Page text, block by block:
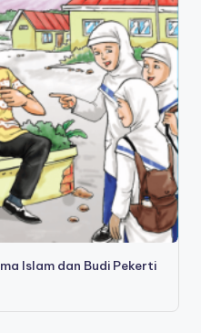
Islam dan Budi Pekerti